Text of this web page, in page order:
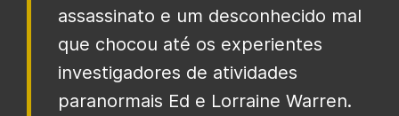
assassinato e um desconhecido mal
que chocou até os experientes
investigadores de atividades
paranormais Ed e Lorraine Warren.